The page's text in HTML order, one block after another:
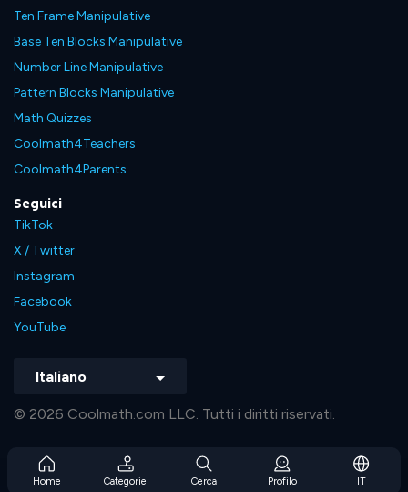
Home Categorie Cerca Profilo IT
Ten Frame Manipulative
Base Ten Blocks Manipulative
Number Line Manipulative
Pattern Blocks Manipulative
Math Quizzes
Coolmath4Teachers
Coolmath4Parents
Seguici
TikTok
X / Twitter
Instagram
Facebook
YouTube
Italiano
© 2026 Coolmath.com LLC. Tutti i diritti riservati.